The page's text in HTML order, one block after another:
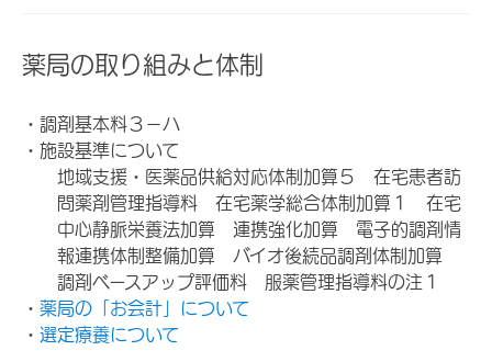
薬局の取り組みと体制
・調剤基本料３－ハ
・施設基準について
地域支援・医薬品供給対応体制加算５ 在宅患者訪
問薬剤管理指導料 在宅薬学総合体制加算１ 在宅
中心静脈栄養法加算 連携強化加算 電子的調剤情
報連携体制整備加算 バイオ後続品調剤体制加算
調剤ベースアップ評価料 服薬管理指導料の注１
・ 薬局の「お会計」について
・ 選定療養について